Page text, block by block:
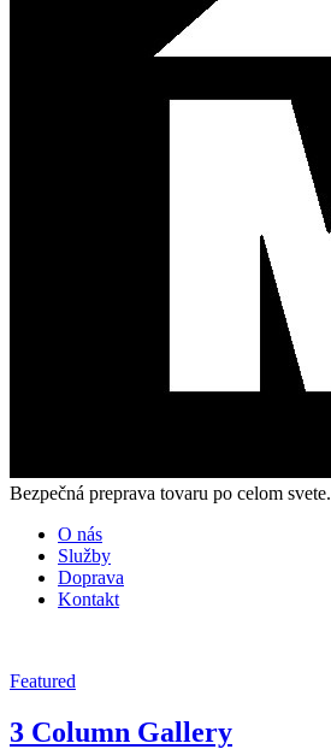
Bezpečná preprava tovaru po celom svete.
O nás
Služby
Doprava
Kontakt
Featured
3 Column Gallery